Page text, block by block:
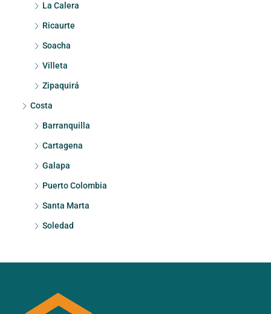
La Calera
Ricaurte
Soacha
Villeta
Zipaquirá
Costa
Barranquilla
Cartagena
Galapa
Puerto Colombia
Santa Marta
Soledad